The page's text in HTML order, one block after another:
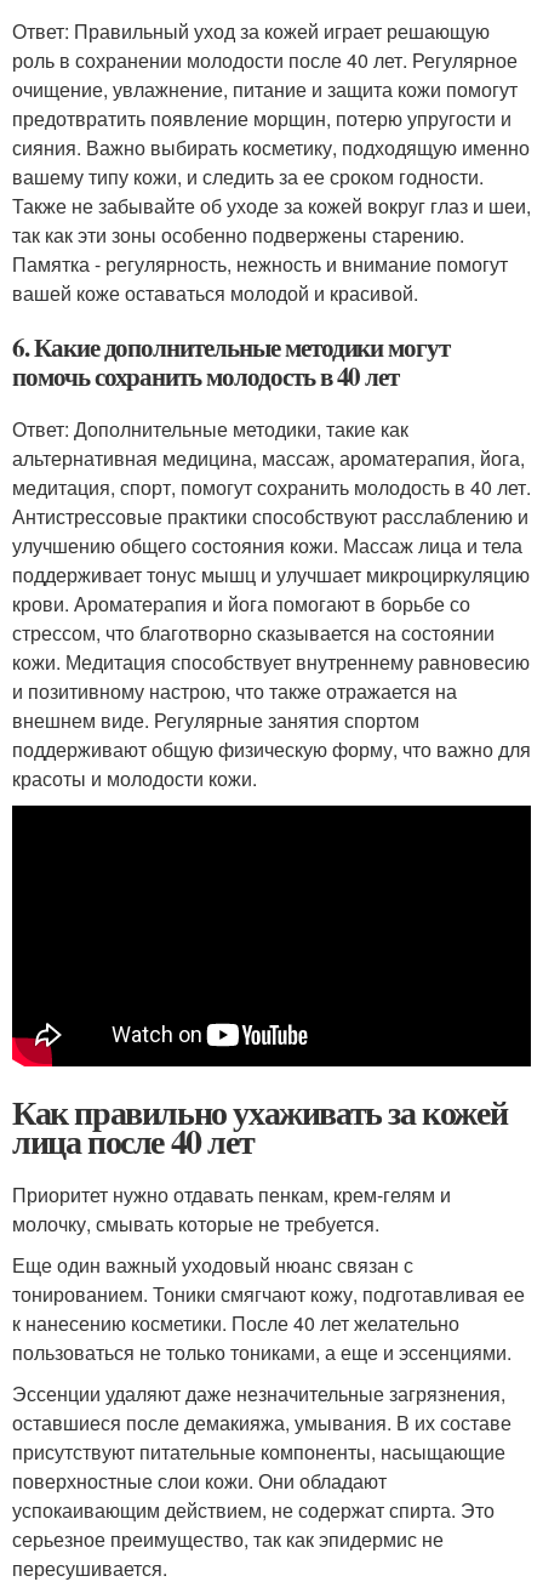
Ответ: Правильный уход за кожей играет решающую
роль в сохранении молодости после 40 лет. Регулярное
очищение, увлажнение, питание и защита кожи помогут
предотвратить появление морщин, потерю упругости и
сияния. Важно выбирать косметику, подходящую именно
вашему типу кожи, и следить за ее сроком годности.
Также не забывайте об уходе за кожей вокруг глаз и шеи,
так как эти зоны особенно подвержены старению.
Памятка - регулярность, нежность и внимание помогут
вашей коже оставаться молодой и красивой.
6. Какие дополнительные методики могут
помочь сохранить молодость в 40 лет
Ответ: Дополнительные методики, такие как
альтернативная медицина, массаж, ароматерапия, йога,
медитация, спорт, помогут сохранить молодость в 40 лет.
Антистрессовые практики способствуют расслаблению и
улучшению общего состояния кожи. Массаж лица и тела
поддерживает тонус мышц и улучшает микроциркуляцию
крови. Ароматерапия и йога помогают в борьбе со
стрессом, что благотворно сказывается на состоянии
кожи. Медитация способствует внутреннему равновесию
и позитивному настрою, что также отражается на
внешнем виде. Регулярные занятия спортом
поддерживают общую физическую форму, что важно для
красоты и молодости кожи.
Как правильно ухаживать за кожей
лица после 40 лет
Приоритет нужно отдавать пенкам, крем-гелям и
молочку, смывать которые не требуется.
Еще один важный уходовый нюанс связан с
тонированием. Тоники смягчают кожу, подготавливая ее
к нанесению косметики. После 40 лет желательно
пользоваться не только тониками, а еще и эссенциями.
Эссенции удаляют даже незначительные загрязнения,
оставшиеся после демакияжа, умывания. В их составе
присутствуют питательные компоненты, насыщающие
поверхностные слои кожи. Они обладают
успокаивающим действием, не содержат спирта. Это
серьезное преимущество, так как эпидермис не
пересушивается.